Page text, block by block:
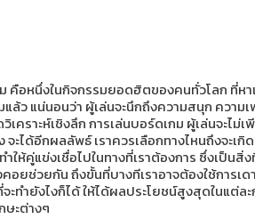
อหนึ่งในกิจกรรมยอดฮิตของคนทั่วโลก ที่ห
ล้ว แน่นอนว่า ผู้เล่นจะนึกถึงความสนุก คว
เคราะห์เชิงลึก การเล่นบอร์ดเกม ผู้เล่นจ
ะได้อีกผลลัพธ์ เราควรเลือกทางไหนถึงจะ
ให้คู่แข่งเชื่อไปในทางที่เราต้องการ ซึ่งเป็
ยช่วยกัน ถึงขั้นที่บางทีเราอาจต้องใช้การ
ทำยังไงก็ได้ ให้ได้ผลประโยชน์สูงสุดในแต่
ษะต่างๆ